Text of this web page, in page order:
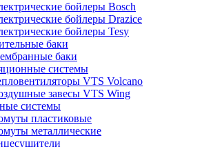
бойлеры Bosch
бойлеры Drazice
бойлеры Tesy
баки
баки
системы
VTS Volcano
завесы VTS Wing
системы
пластиковые
металлические